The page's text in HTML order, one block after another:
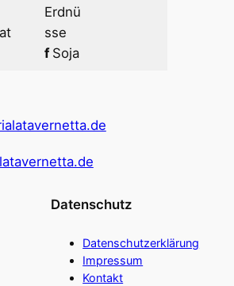
Erdnü
sse
f Soja
Datenschutz
Daten­schutz­erklärung
Impressum
Kontakt